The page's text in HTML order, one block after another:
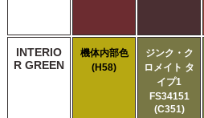
INTERIO
R GREEN
機体内部色
(H58)
ジンク・ク
ロメイト タ
イプ1
FS34151
(C351)